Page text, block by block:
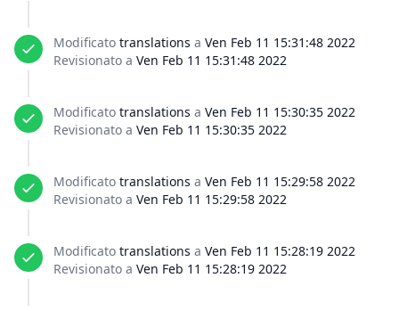
Modificato translations a Ven Feb 11 15:31:48 2022
Revisionato a Ven Feb 11 15:31:48 2022
Modificato translations a Ven Feb 11 15:30:35 2022
Revisionato a Ven Feb 11 15:30:35 2022
Modificato translations a Ven Feb 11 15:29:58 2022
Revisionato a Ven Feb 11 15:29:58 2022
Modificato translations a Ven Feb 11 15:28:19 2022
Revisionato a Ven Feb 11 15:28:19 2022